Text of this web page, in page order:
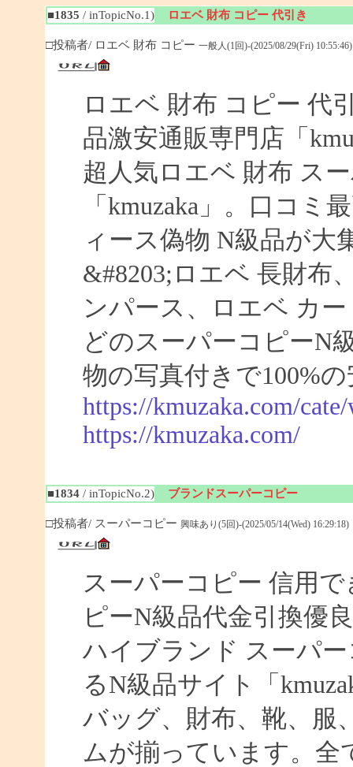
■1835 / inTopicNo.1) ロエベ 財布 コピー 代引き
□投稿者/ ロエベ 財布 コピー 一般人(1回)-(2025/08/29(Fri) 10:55:46)
ロエベ 財布 コピー 代
品激安通販専門店「
超人気ロエベ 財布 ス
「kmuzaka」。口コミ
ィース偽物 N級品が大
&#8203;ロエベ 長財布
ンパース、ロエベ カ
どのスーパーコピーN
物の写真付きで100%
https://kmuzaka.com/
https://kmuzaka.com/
■1834/ inTopicNo.2) ブランドスーパーコピー
□投稿者/ スーパーコピー 興味あり(5回)-(2025/05/14(Wed) 16:29:18)
スーパーコピー 信用
ピーN級品代金引換優
ハイブランド スーパ
るN級品サイト「
バッグ、財布、靴、服
ムが揃っています。全